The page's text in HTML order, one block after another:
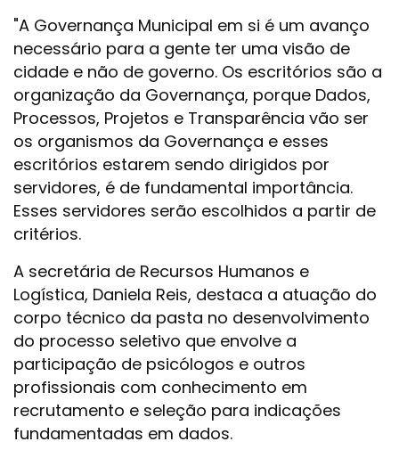
"A Governança Municipal em si é um avanço
necessário para a gente ter uma visão de
cidade e não de governo. Os escritórios são a
organização da Governança, porque Dados,
Processos, Projetos e Transparência vão ser
os organismos da Governança e esses
escritórios estarem sendo dirigidos por
servidores, é de fundamental importância.
Esses servidores serão escolhidos a partir de
critérios.
A secretária de Recursos Humanos e
Logística, Daniela Reis, destaca a atuação do
corpo técnico da pasta no desenvolvimento
do processo seletivo que envolve a
participação de psicólogos e outros
profissionais com conhecimento em
recrutamento e seleção para indicações
fundamentadas em dados.